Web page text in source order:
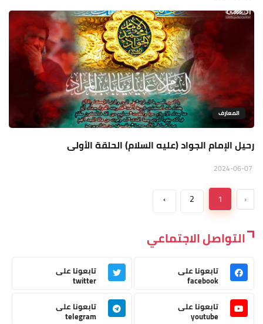
المعارف
رحيل الإمام الجواد (عليه السلام) الحلقة الأولى
‹
1
2
›
التواصل الاجتماعي
تابعونا على
facebook
تابعونا على
twitter
تابعونا على
youtube
تابعونا على
telegram